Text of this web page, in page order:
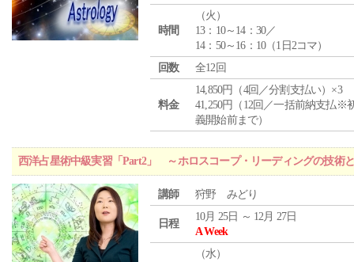
時間
（火 ）
13：10～14：30／
14：50～16：10（1日2コマ）
回数
全12回
料金
14,850円（4回／分割支払い）×3
41,250円（12回／一括前納支払※
義開始前まで）
西洋占星術中級実習「Part2」 ～ホロスコープ・リーディングの技術
講師 狩野 みどり
日程
10月 25日 ～ 12月 27日
A Week
（水）